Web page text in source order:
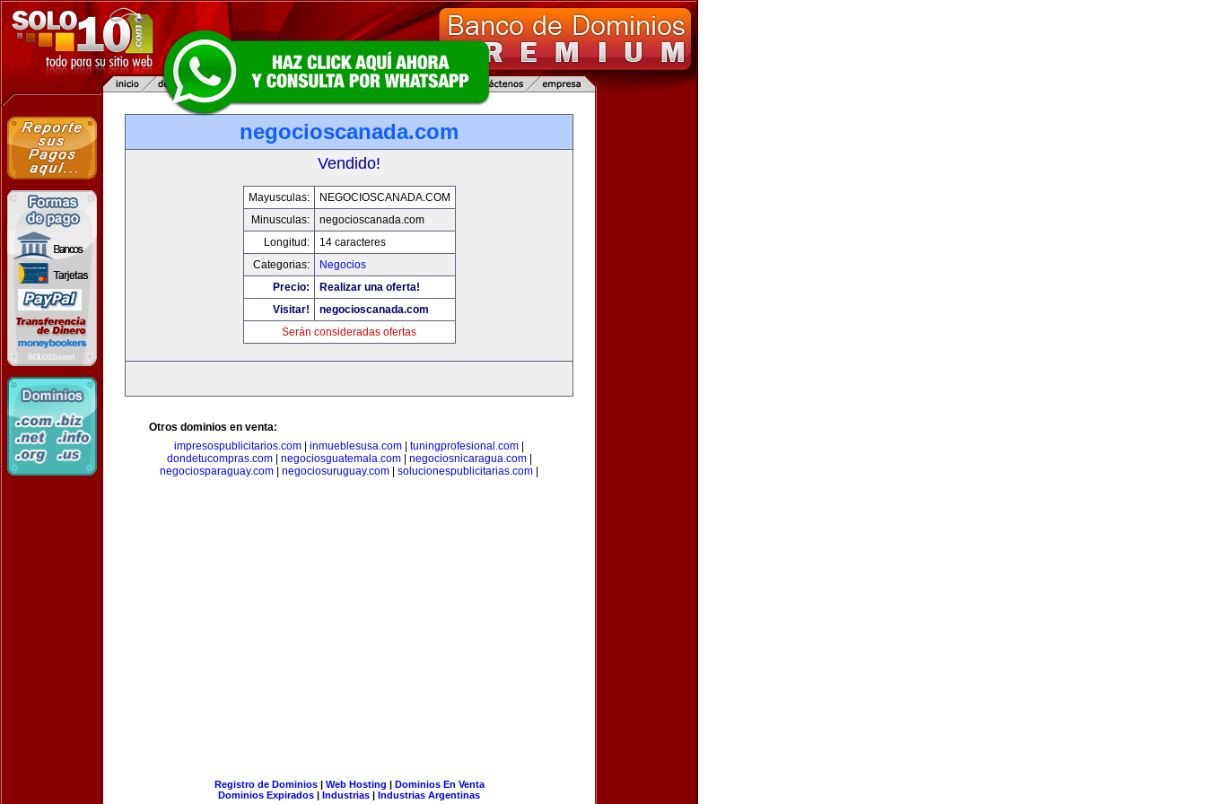
negocioscanada.com
Vendido!
Mayusculas:
NEGOCIOSCANADA.COM
Minusculas:
negocioscanada.com
Longitud:
14 caracteres
Categorias:
Negocios
Precio:
Realizar una oferta!
Visitar!
negocioscanada.com
Serán consideradas ofertas
Otros dominios en venta:
impresospublicitarios.com
inmueblesusa.com tuningprofesional.com
dondetucompras.com| negociosguatemala.com| negociosnicaragua.com|
negociosparaguay.com
negociosuruguay.com solucionespublicitarias.com
Registro de Dominios| Web Hosting | Dominios En Venta
Dominios Expirados | Industrias | Industrias Argentinas